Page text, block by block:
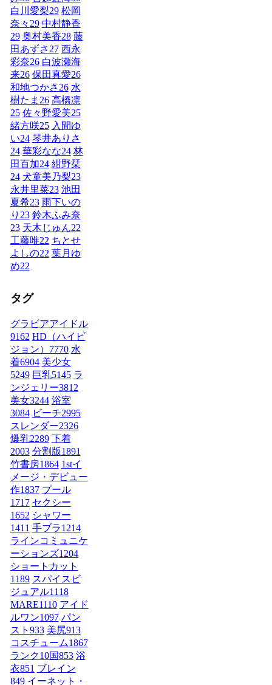
白川愛梨29 松岡
奈々 29 中村静香
29 奥村美香28 藤
田あずさ 27 西永
彩奈26 白波瀬海
来26 保田真愛26
和地つかさ 26 水
樹たま 26 高橋凛
25 佐々野愛美25
緒方咲25 入間ゆ
い24 琴井ありさ
24 華彩なな24 林
田百加24 紺野栞
24 犬童美乃梨23
永井里菜23 池田
夏希23 雨下いの
り 23 鈴木ふみ奈
23 天木じゅん22
工藤唯22 ちとせ
よしの22 葉月ゆ
め22
タグ
グラビアアイドル
9162 HD（ハイビ
ジョン） 7770 水
着6904 美少女
5249 巨乳5145 ラ
ンジェリー3812
美女3244 浴室
3084 ビーチ2995
スレンダー2326
爆乳2289 下着
2003 分割版1891
竹書房1864 1stイ
メージ・デビュー
作1837 プール
1717 セクシー
1652 シャワー
1411 手ブラ1214
ラインコミュニケ
ーションズ1204
ショートカット
1189 スパイスビ
ジュアル1118
MARE1110 アイド
ルワン1097 パン
スト 933 美尻913
コスチューム1867
ランク10国853 浴
衣851 ブレイン
849 イーネット・